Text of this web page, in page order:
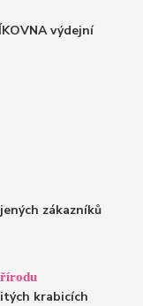
výdejní
zákazníků
krabicích